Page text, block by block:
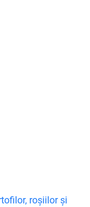
roșiilor și